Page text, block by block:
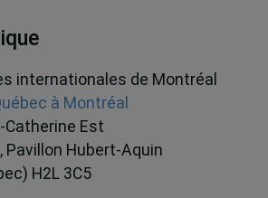
internationales de Montréal
à Montréal
Catherine Est
Pavillon Hubert-Aquin
H2L 3C5